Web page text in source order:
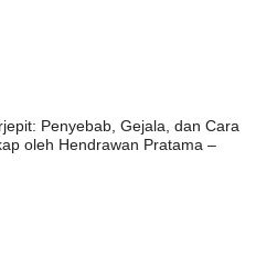
Penyebab, Gejala, dan Cara
oleh Hendrawan Pratama –